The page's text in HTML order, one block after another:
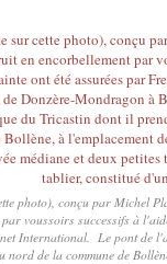
photo), conçu par Michel
voussoirs successifs à
International. Le pont de
nord de la commune de